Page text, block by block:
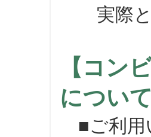
実際と
【コン
につい
■ご利用